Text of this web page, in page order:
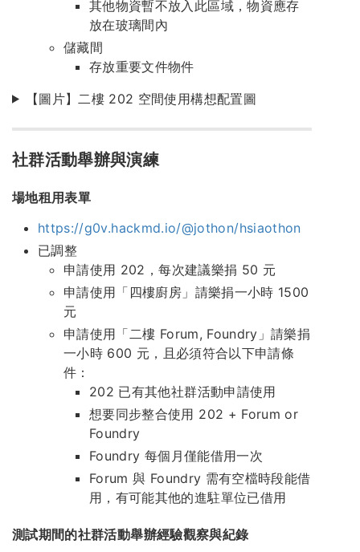
其他物資暫不放入此區域，物資應存
放在玻璃間內
儲藏間
存放重要文件物件
【圖片】二樓 202 空間使用構想配置圖
社群活動舉辦與演練
場地租用表單
https://g0v.hackmd.io/@jothon/hsiaothon
已調整
申請使用 202，每次建議樂捐 50 元
申請使用「四樓廚房」請樂捐一小時 1500
元
申請使用「二樓 Forum, Foundry」請樂捐
一小時 600 元，且必須符合以下申請條
件：
202 已有其他社群活動申請使用
想要同步整合使用 202 + Forum or
Foundry
Foundry 每個月僅能借用一次
Forum 與 Foundry 需有空檔時段能借
用，有可能其他的進駐單位已借用
測試期間的社群活動舉辦經驗觀察與紀錄